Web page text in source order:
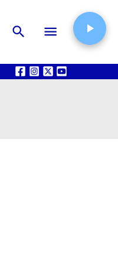
QUIÉNES SOMOS